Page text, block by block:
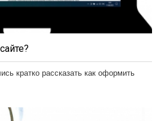
кратко рассказать как оформить